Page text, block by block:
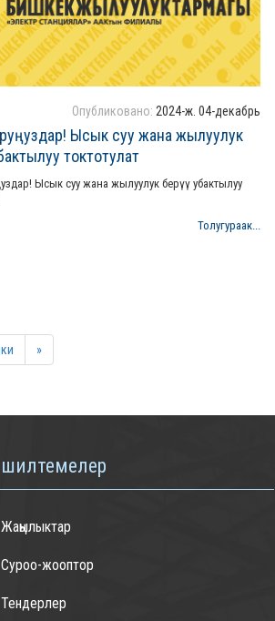
Опубликовано: 2024-ж. 04-декабрь
Ысык суу жана жылуулук
токтотулат
Ысык суу жана жылуулук берүү убактылуу
Толугураак...
»
шилтемелер
Жаңылыктар
Суроо-жооптор
Тендерлер